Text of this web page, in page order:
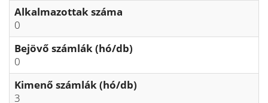
Alkalmazottak száma
0
Bejövő számlák (hó/db)
0
Kimenő számlák (hó/db)
3